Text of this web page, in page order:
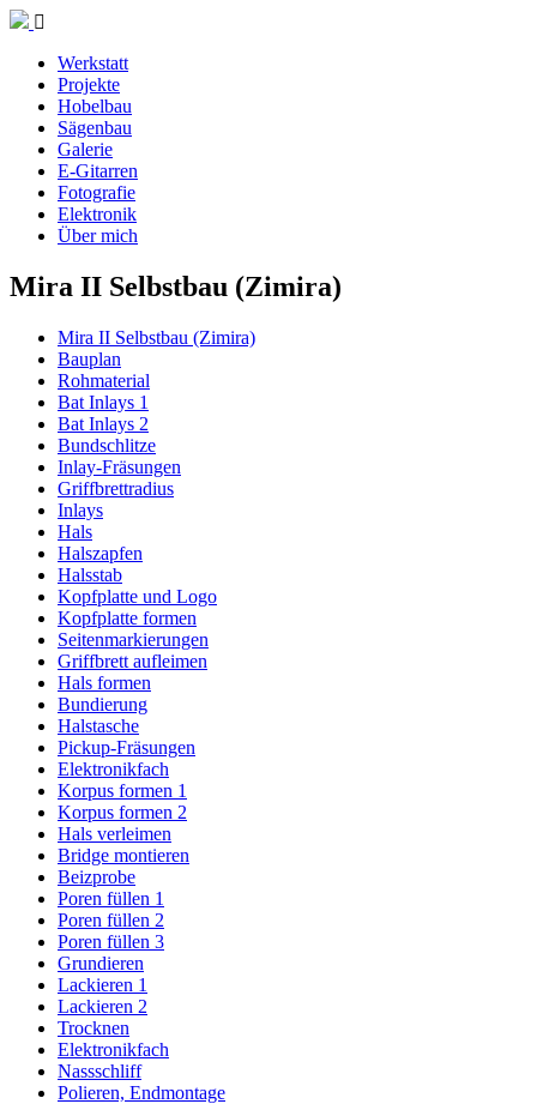
Werkstatt
Projekte
Hobelbau
Sägenbau
Galerie
E-Gitarren
Fotografie
Elektronik
Über mich
Mira II Selbstbau (Zimira)
Mira II Selbstbau (Zimira)
Bauplan
Rohmaterial
Bat Inlays 1
Bat Inlays 2
Bundschlitze
Inlay-Fräsungen
Griffbrettradius
Inlays
Hals
Halszapfen
Halsstab
Kopfplatte und Logo
Kopfplatte formen
Seitenmarkierungen
Griffbrett aufleimen
Hals formen
Bundierung
Halstasche
Pickup-Fräsungen
Elektronikfach
Korpus formen 1
Korpus formen 2
Hals verleimen
Bridge montieren
Beizprobe
Poren füllen 1
Poren füllen 2
Poren füllen 3
Grundieren
Lackieren 1
Lackieren 2
Trocknen
Elektronikfach
Nassschliff
Polieren, Endmontage